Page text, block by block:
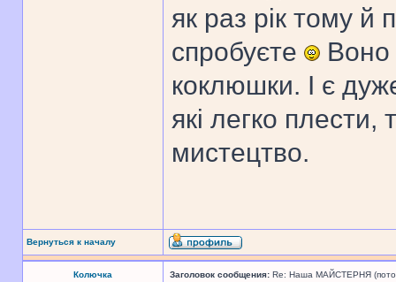
як раз рік тому й
спробуєте
Воно
коклюшки. І є
які легко
мистецтво.
Вернуться к началу
Колючка Заголовок сообщения: Re: Наша МАЙСТЕРНЯ